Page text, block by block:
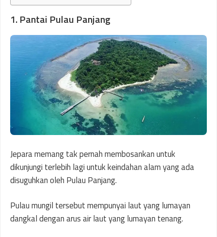
1. Pantai Pulau Panjang
Jepara memang tak pernah membosankan untuk
dikunjungi terlebih lagi untuk keindahan alam yang ada
disuguhkan oleh Pulau Panjang.
Pulau mungil tersebut mempunyai laut yang lumayan
dangkal dengan arus air laut yang lumayan tenang.